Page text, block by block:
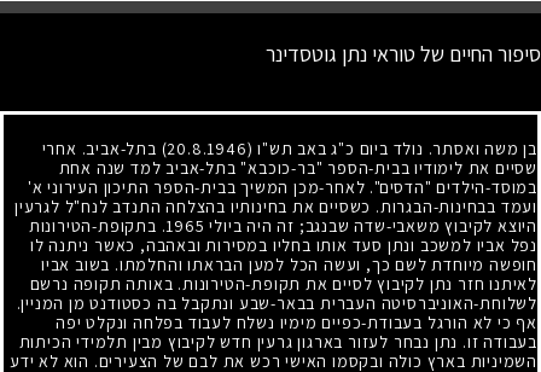
סיפור החיים של טוראי נתן גוטסדינר
בן משה ואסתר. נולד ביום כ"ג באב תש"ו (20.8.1946)
בתל-אביב. אחרי
שסיים את לימודיו בבית-הספר "בר-כוכבא" בתל-אביב למד שנה אחת
במוסד-הילדים "הדסים". לאחר-מכן המשיך בבית-הספר התיכון העירוני א'
ועמד בבחינות-הבגרות. כשסיים את בחינותיו בהצלחה התנדב לנח"ל לגרעין
היוצא לקיבוץ משאבי-שדה שבנגב; זה היה ביולי 1965. בתקופת-הטירונות
נפל אביו למשכב ונתן סעד אותו בחליו במסירות ובאהבה, כאשר ניתנה לו
חופשה מיוחדת לשם כך, ועשה הכל למען הבראתו והחלמתו. בשוב אביו
לאיתנו חזר נתן לקיבוץ לסיים את תקופת-הטירונות. באותה תקופה נרשם
לשלוחת-האוניברסיטה העברית בבאר-שבע ונתקבל בה כסטודנט מן המניין.
אף כי לא הורגל בעבודת-כפיים מימיו נשלח לעבוד בפלחה ונקלט יפה
בעבודה זו. נתן נבחר לעזור בארגון גרעין חדש לקיבוץ מבין תלמידי הכיתות
השמיניות בארץ כולה ובקסמו האישי רכש את לבם של הצעירים. הוא לא ידע